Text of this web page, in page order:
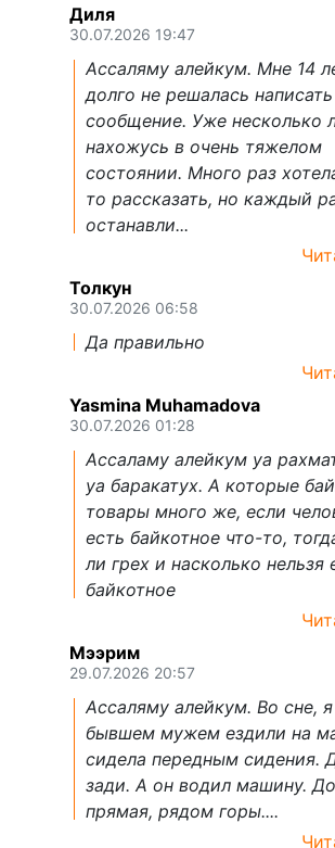
Диля
30.07.2026 19:47
Ассаляму алейкум. Мне 14
долго не решалась
сообщение. Уже несколько
нахожусь в очень тяжелом
состоянии. Много раз
то рассказать, но каждый
останавли...
Толкун
30.07.2026 06:58
Да правильно
Yasmina Muhamadova
30.07.2026 01:28
Ассаламу алейкум уа
уа баракатух. А которые
товары много же, если
есть байкотное что-то,
ли грех и насколько нельзя
байкотное
Мээрим
29.07.2026 20:57
Ассаляму алейкум. Во сне,
бывшем мужем ездили на
сидела передным сидения.
зади. А он водил машину.
прямая, рядом горы....